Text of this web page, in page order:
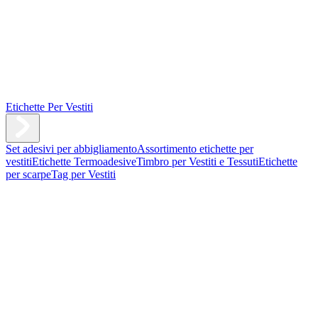
Etichette Per Vestiti
Set adesivi per abbigliamentoAssortimento etichette per
vestitiEtichette TermoadesiveTimbro per Vestiti e TessutiEtichette
per scarpeTag per Vestiti